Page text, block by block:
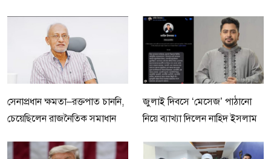
সেনাপ্রধান ক্ষমতা–রক্তপাত চাননি,
চেয়েছিলেন রাজনৈতিক সমাধান
জুলাই দিবসে ‘মেসেজ’ পাঠানো
নিয়ে ব্যাখ্যা দিলেন নাহিদ ইসলাম